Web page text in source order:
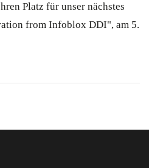
Platz für unser nächstes
from Infoblox DDI", am 5.